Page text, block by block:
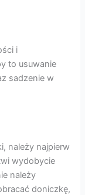
i
to usuwanie
sadzenie w
należy najpierw
wydobycie
należy
doniczkę,